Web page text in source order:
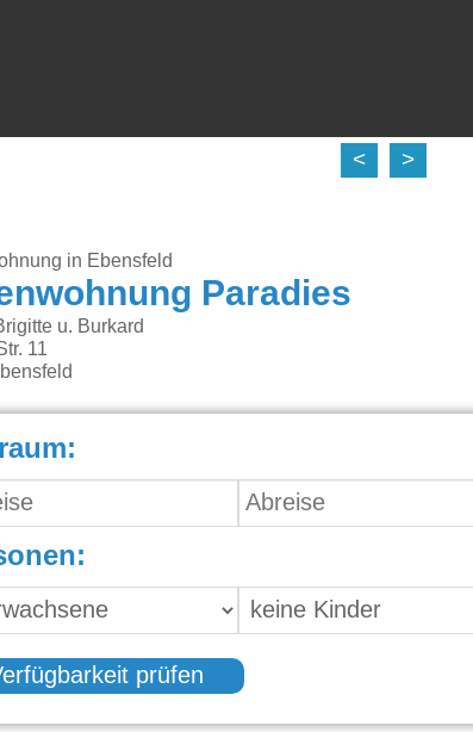
< >
in Ebensfeld
Paradies
u. Burkard
11
prüfen